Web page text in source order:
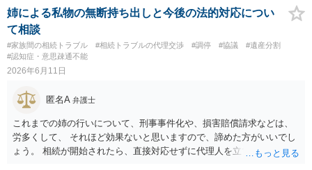
詳しい事情が分からなければ あなたの希望する分割方法が適切で、そ
の方法を取ることが可能かどうか わかりません。 弁護士に面談で詳し
い事情を話して相談された方がよいと思います。
姉による私物の無断持ち出しと今後の法的対応につい
て相談
#家族間の相続トラブル #相続トラブルの代理交渉 #調停 #協議
#遺産分割
#認知症・意思疎通不能
2026年6月11日
匿名A 弁護士
これまでの姉の行いについて、刑事事件化や、損害賠償請求などは、
労多くして、 それほど効果ないと思いますので、諦めた方がいいでし
ょう。 相続が開始されたら、直接対応せずに代理人を立てるなどし